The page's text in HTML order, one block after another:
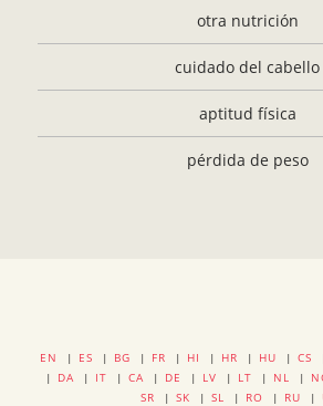
otra nutrición
cuidado del cabello
aptitud física
pérdida de peso
EN | ES | BG | FR | HI | HR | HU | CS
| DA | IT | CA | DE | LV | LT | NL |
SR | SK | SL | RO | RU |